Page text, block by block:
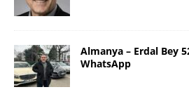
Almanya – Erdal Bey
WhatsApp